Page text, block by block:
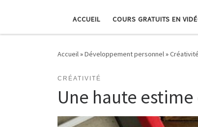
ACCUEIL COURS GRATUITS EN
Accueil»Développement personnel»Créativité
CRÉATIVITÉ
Une haute